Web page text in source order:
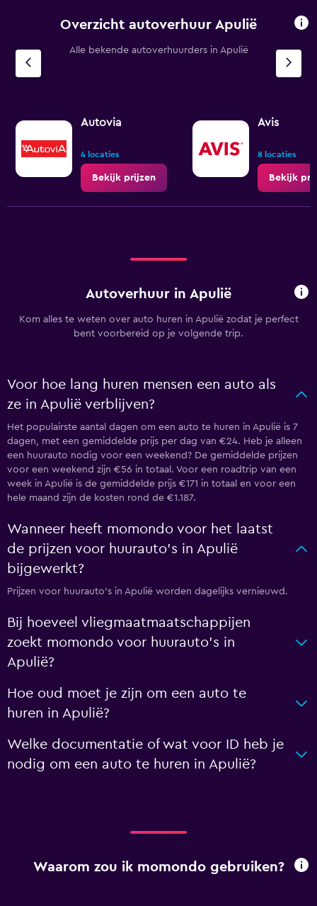
Overzicht autoverhuur Apulië
Alle bekende autoverhuurders in Apulië
Autovia
4 locaties
Bekijk prijzen
Avis
8 locaties
Bekijk
Autoverhuur in Apulië
Kom alles te weten over auto huren in Apulië zodat je perfect
bent voorbereid op je volgende trip.
Voor hoe lang huren mensen een auto als
ze in Apulië verblijven?
Het populairste aantal dagen om een auto te huren in Apulië is 7
dagen, met een gemiddelde prijs per dag van €24. Heb je alleen
een huurauto nodig voor een weekend? De gemiddelde prijzen
voor een weekend zijn €56 in totaal. Voor een roadtrip van een
week in Apulië is de gemiddelde prijs €171 in totaal en voor een
hele maand zijn de kosten rond de €1.187.
Wanneer heeft momondo voor het laatst
de prijzen voor huurauto's in Apulië
bijgewerkt?
Prijzen voor huurauto's in Apulië worden dagelijks vernieuwd.
Bij hoeveel vliegmaatmaatschappijen
zoekt momondo voor huurauto's in
Apulië?
Hoe oud moet je zijn om een auto te
huren in Apulië?
Welke documentatie of wat voor ID heb je
nodig om een auto te huren in Apulië?
Waarom zou ik momondo gebruiken?